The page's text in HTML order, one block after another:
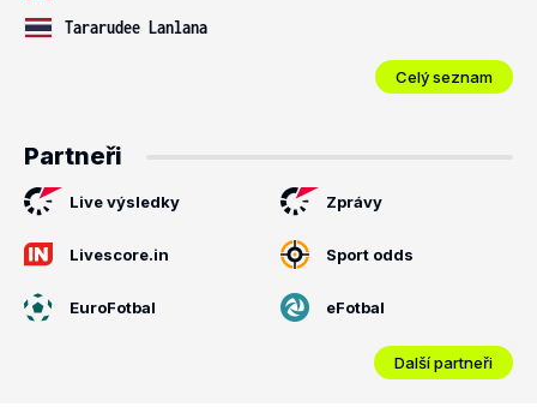
Tararudee Lanlana
Celý seznam
Partneři
Live výsledky Zprávy
Livescore.in Sport odds
EuroFotbal eFotbal
Další partneři